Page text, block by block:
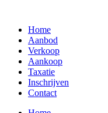
contentHome
Aanbod
Verkoop
Aankoop
Taxatie
Inschrijven
Contact